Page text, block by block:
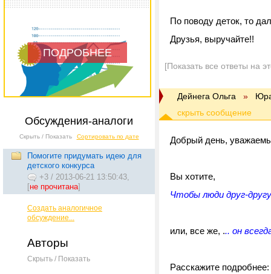
ПОДРОБНЕЕ
Обсуждения-аналоги
Скрыть / Показать Сортировать по дате
Помогите придумать идею для
детского конкурса
+3 / 2013-06-21 13:50:43,
[не прочитана]
Создать аналогичное
обсуждение...
Авторы
Скрыть / Показать
По поводу деток, то
Друзья, выручайте!!
[Показать все ответы на
Дейнега Ольга »
Добрый день,
Вы хотите,
Чтобы люди друг-
или, все же, ... он
Расскажите подробнее: